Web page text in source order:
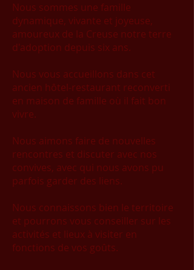
Nous sommes une famille
dynamique, vivante et joyeuse,
amoureux de la Creuse notre terre
d'adoption depuis six ans.
Nous vous accueillons dans cet
ancien hôtel-restaurant reconverti
en maison de famille où il fait bon
vivre.
Nous aimons faire de nouvelles
rencontres et discuter avec nos
convives, avec qui nous avons pu
parfois garder des liens.
Nous connaissons bien le territoire
et pourrons vous conseiller sur les
activités et lieux à visiter en
fonctions de vos goûts.